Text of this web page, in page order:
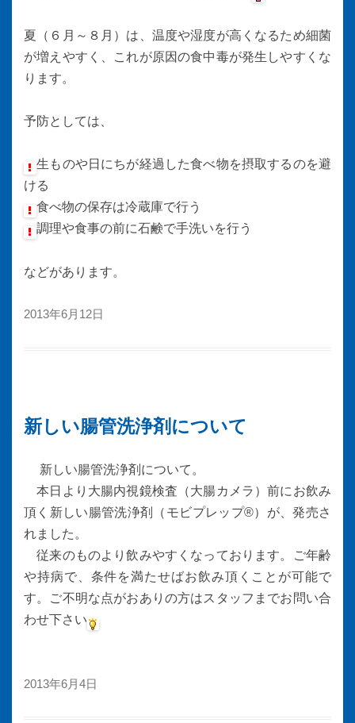
夏（６月～８月）は、温度や湿度が高くなるため細菌
が増えやすく、これが原因の食中毒が発生しやすくな
ります。
予防としては、
生ものや日にちが経過した食べ物を摂取するのを避
ける
食べ物の保存は冷蔵庫で行う
調理や食事の前に石鹸で手洗いを行う
などがあります。
2013年6月12日
新しい腸管洗浄剤について
新しい腸管洗浄剤について。
本日より大腸内視鏡検査（大腸カメラ）前にお飲み
頂く新しい腸管洗浄剤（モビプレップ®）が、発売さ
れました。
従来のものより飲みやすくなっております。ご年齢
や持病で、条件を満たせばお飲み頂くことが可能で
す。ご不明な点がおありの方はスタッフまでお問い合
わせ下さい
2013年6月4日